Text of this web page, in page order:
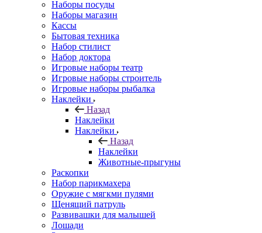
Наборы посуды
Наборы магазин
Кассы
Бытовая техника
Набор стилист
Набор доктора
Игровые наборы театр
Игровые наборы строитель
Игровые наборы рыбалка
Наклейки
Назад
Наклейки
Наклейки
Назад
Наклейки
Животные-прыгуны
Раскопки
Набор парикмахера
Оружие с мягкми пулями
Щенящий патруль
Развивашки для малышей
Лошади